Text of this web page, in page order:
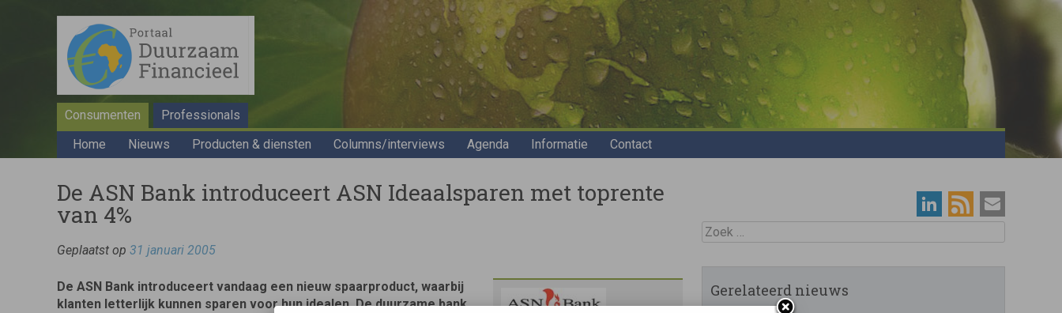
Consumenten
Professionals
Home
Nieuws Producten & diensten Columns/interviews Agenda Informatie Contact
De ASN Bank introduceert ASN Ideaalsparen met toprente
van 4%
Geplaatst op 31 januari 2005
De ASN Bank introduceert vandaag een nieuw spaarproduct, waarbij
klanten letterlijk kunnen sparen voor hun idealen. De duurzame bank
Zoek
Gerelateerd nieuws